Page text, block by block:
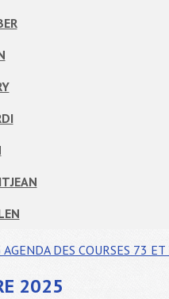
AGENDA DES COURSES 73
2025